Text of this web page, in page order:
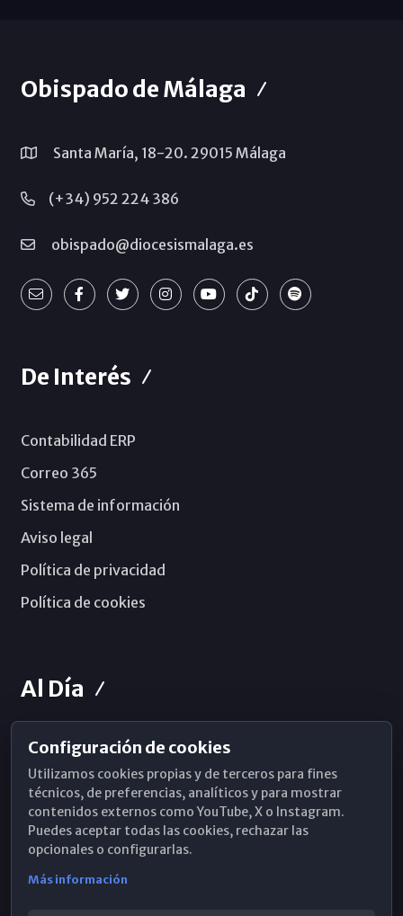
Obispado de Málaga
Santa María, 18-20. 29015 Málaga
(+34) 952 224 386
obispado@diocesismalaga.es
De Interés
Contabilidad ERP
Correo 365
Sistema de información
Aviso legal
Política de privacidad
Política de cookies
Al Día
Horarios de Misa
Hemeroteca
WhatsApp
Configuración de cookies
Utilizamos cookies propias y de terceros para fines
técnicos, de preferencias, analíticos y para mostrar
contenidos externos como YouTube, X o Instagram.
Puedes aceptar todas las cookies, rechazar las
opcionales o configurarlas.
Más información